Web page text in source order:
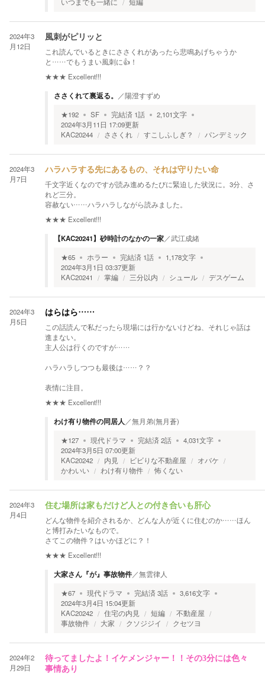
2024年3
月12日
風刺がピリッと
これ読んでいるときにささくれがあったら悲鳴あげちゃうか
と……でもうまい風刺に👍！
★★★ Excellent!!!
ささくれて裏返る。 ／陽澄すずめ
★192 SF 完結済 1話 2,101文字
2024年3月11日 17:09更新
KAC20244
ささくれ すこしふしぎ？ パンデミック
2024年3
月7日
ハラハラする先にあるもの、それは守りたい命
千文字近くなのですが読み進めるたびに緊迫した状況に。3分、さ
れど三分。
容赦ない……ハラハラしながら読みました。
★★★ Excellent!!!
【KAC20241】砂時計のなかの一家／武江成緒
★65 ホラー 完結済 1話 1,178文字
2024年3月1日 03:37更新
KAC20241
掌編 三分以内 シュール デスゲーム
2024年3
月5日
はらはら……
この話読んで私だったら現場には行かないけどね、それじゃ話は
進まない。
主人公は行くのですが……
ハラハラしつつも最後は……？？
表情に注目。
★★★ Excellent!!!
わけ有り物件の同居人 ／無月弟(無月蒼)
★127 現代ドラマ 完結済2話 4,031文字
2024年3月5日 07:00更新
KAC20242
内見 ビビりな不動産屋
オバケ
かわいい
わけ有り物件 怖くない
2024年3
月4日
住む場所は家もだけど人との付き合いも肝心
どんな物件を紹介されるか、どんな人が近くに住むのか……ほん
と博打みたいなもので。
さてこの物件？はいかほどに？！
★★★ Excellent!!!
大家さん『が』事故物件／無雲律人
★67 現代ドラマ 完結済3話 3,616文字
2024年3月4日 15:04更新
KAC20242
住宅の内見 短編
不動産屋
事故物件
大家 クソジジイ クセツヨ
2024年2
月29日
待ってましたよ！イケメンジャー！！その3分には色々
事情あり